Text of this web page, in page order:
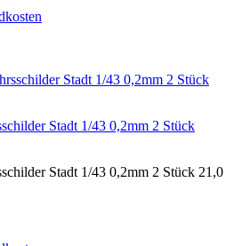
Stadt 1/43 0,2mm 2 Stück
Stadt 1/43 0,2mm 2 Stück 21,0